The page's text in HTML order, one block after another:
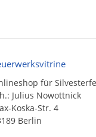
für
Julius Nowottnick
Koska-Str. 4
Berlin